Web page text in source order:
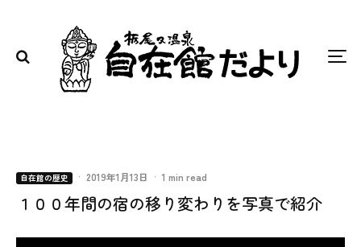
自在館の歴史 · 2019年1月13日 · 1 min read
１００年間の宿の移り変わりを写真で紹介